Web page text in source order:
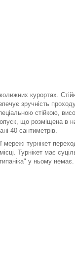
курортах.
зручність
стійкою,
що розміщена в
40 сантиметрів.
мережі турнікет
Турнікет має
у ньому немає.